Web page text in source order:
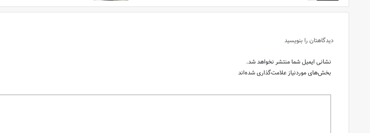
دیدگاهتان را بنویسید
نشانی ایمیل شما منتشر نخواهد شد.
بخش‌های موردنیاز علامت‌گذاری شده‌اند